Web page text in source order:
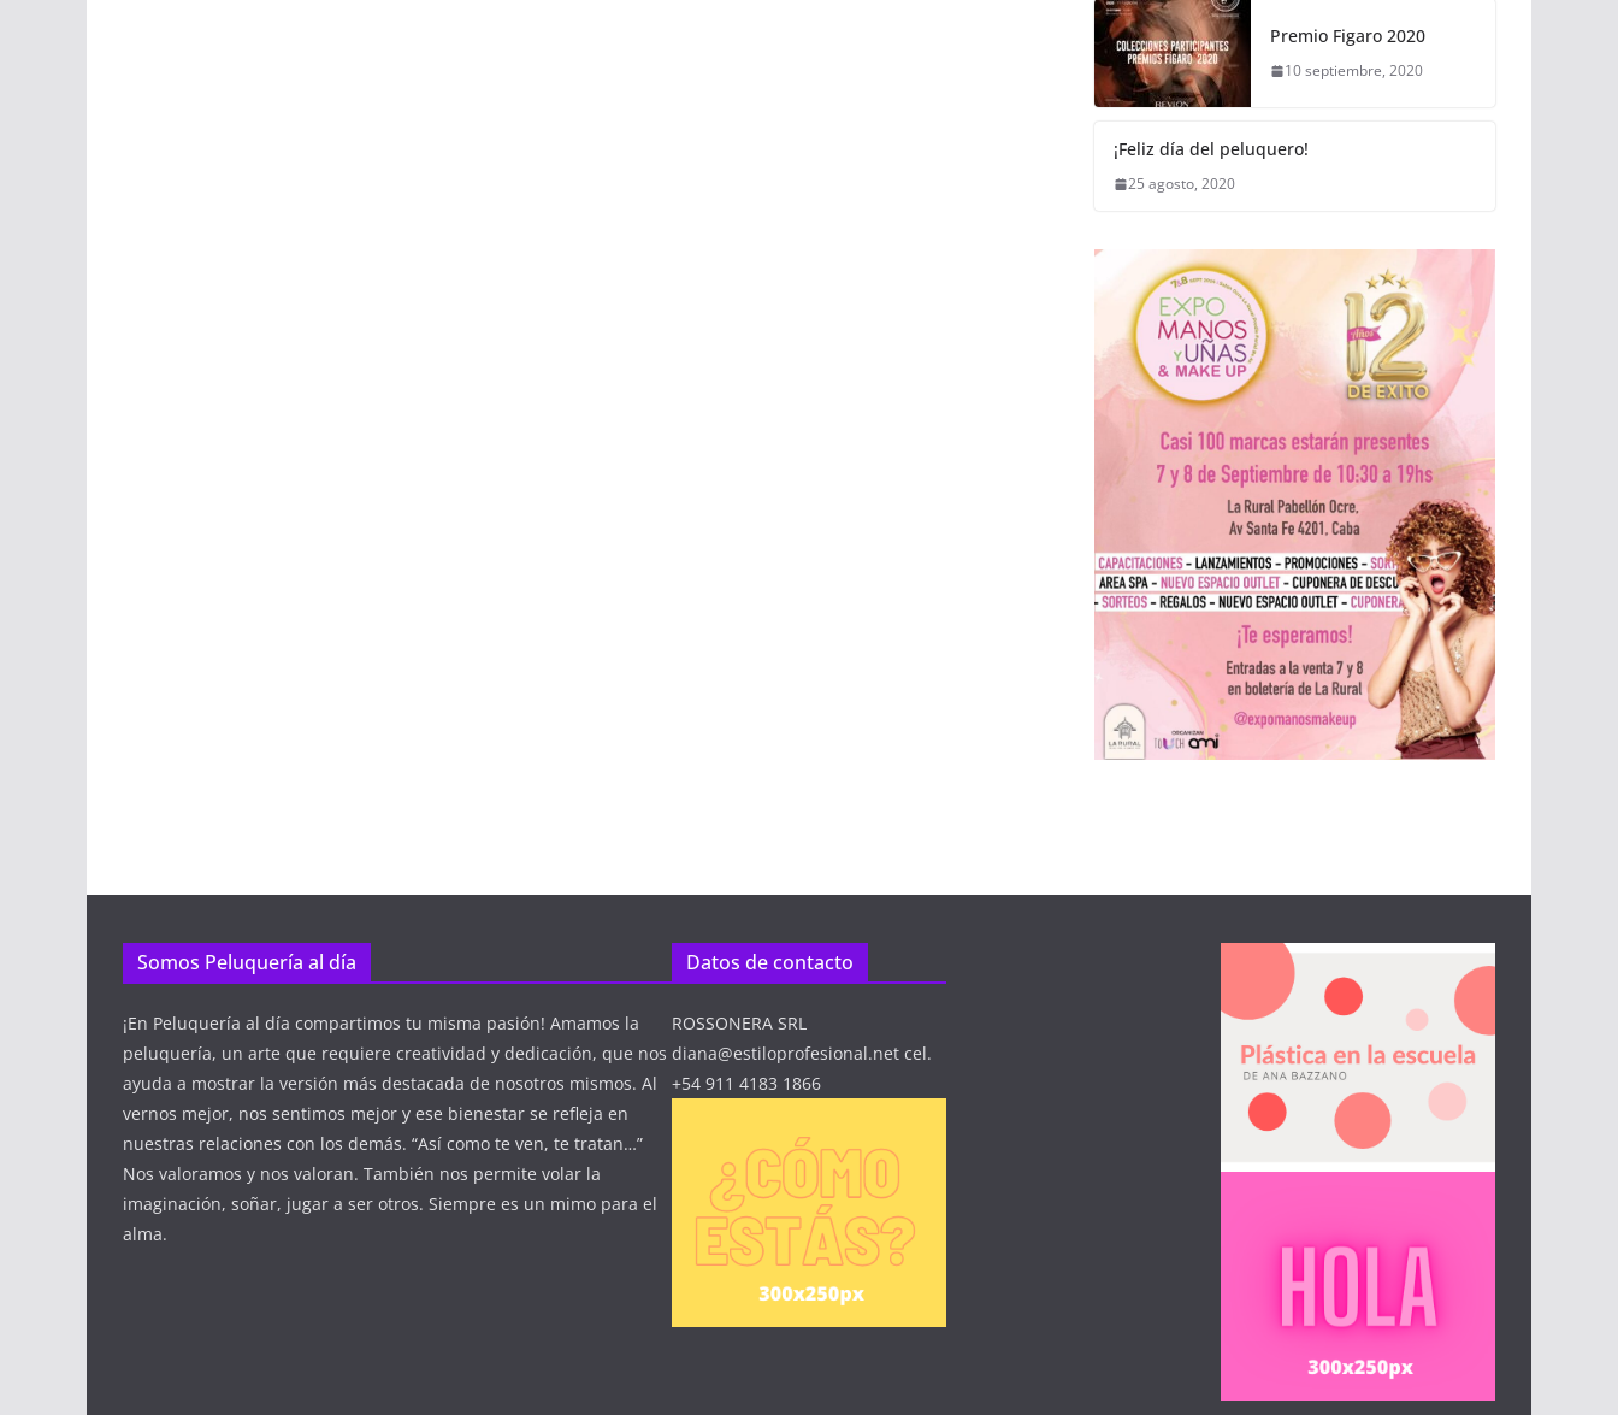
Premio Figaro 2020
10 septiembre, 2020
¡Feliz día del peluquero!
25 agosto, 2020
Somos Peluquería al día
¡En Peluquería al día compartimos tu misma pasión! Amamos la
peluquería, un arte que requiere creatividad y dedicación, que nos
ayuda a mostrar la versión más destacada de nosotros mismos. Al
vernos mejor, nos sentimos mejor y ese bienestar se refleja en
nuestras relaciones con los demás. “Así como te ven, te tratan…”
Nos valoramos y nos valoran. También nos permite volar la
imaginación, soñar, jugar a ser otros. Siempre es un mimo para el
alma.
Datos de contacto
ROSSONERA SRL
diana@estiloprofesional.net cel.
+54 911 4183 1866